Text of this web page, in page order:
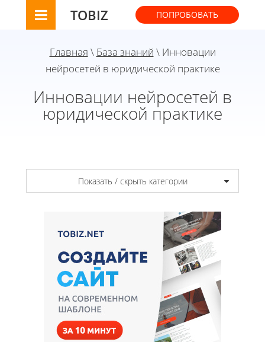
TOBIZ ПОПРОБОВАТЬ
Главная \ База знаний \ Инновации
нейросетей в юридической практике
Инновации нейросетей в
юридической практике
Показать / скрыть категории